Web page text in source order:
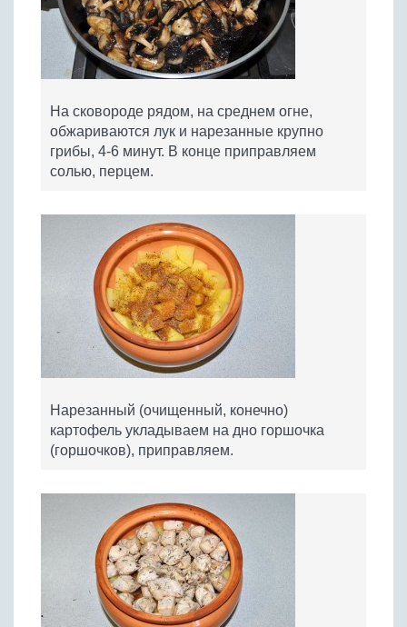
На сковороде рядом, на среднем огне,
обжариваются лук и нарезанные крупно
грибы, 4-6 минут. В конце приправляем
солью, перцем.
Нарезанный (очищенный, конечно)
картофель укладываем на дно горшочка
(горшочков), приправляем.